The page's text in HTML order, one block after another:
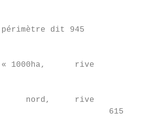
dit 945
1000ha,      rive
nord,     rive
615